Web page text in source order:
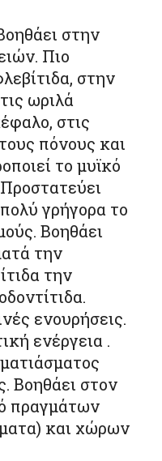
στην
Πιο
στην
ωριλά
στις
πόνους και
το μυϊκό
γρήγορα το
Βοηθάει
την
την
ενουρήσεις.
ενέργεια .
Βοηθάει στον
πραγμάτων
και χώρων